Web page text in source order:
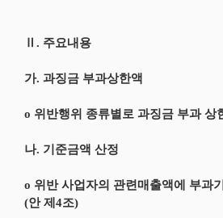
Ⅱ. 주요내용
가. 과징금 부과상한액
o 위반행위 종류별로 과징금 부과 상
나. 기준금액 산정
o 위반 사업자의 관련매출액에 부과
(안 제4조)